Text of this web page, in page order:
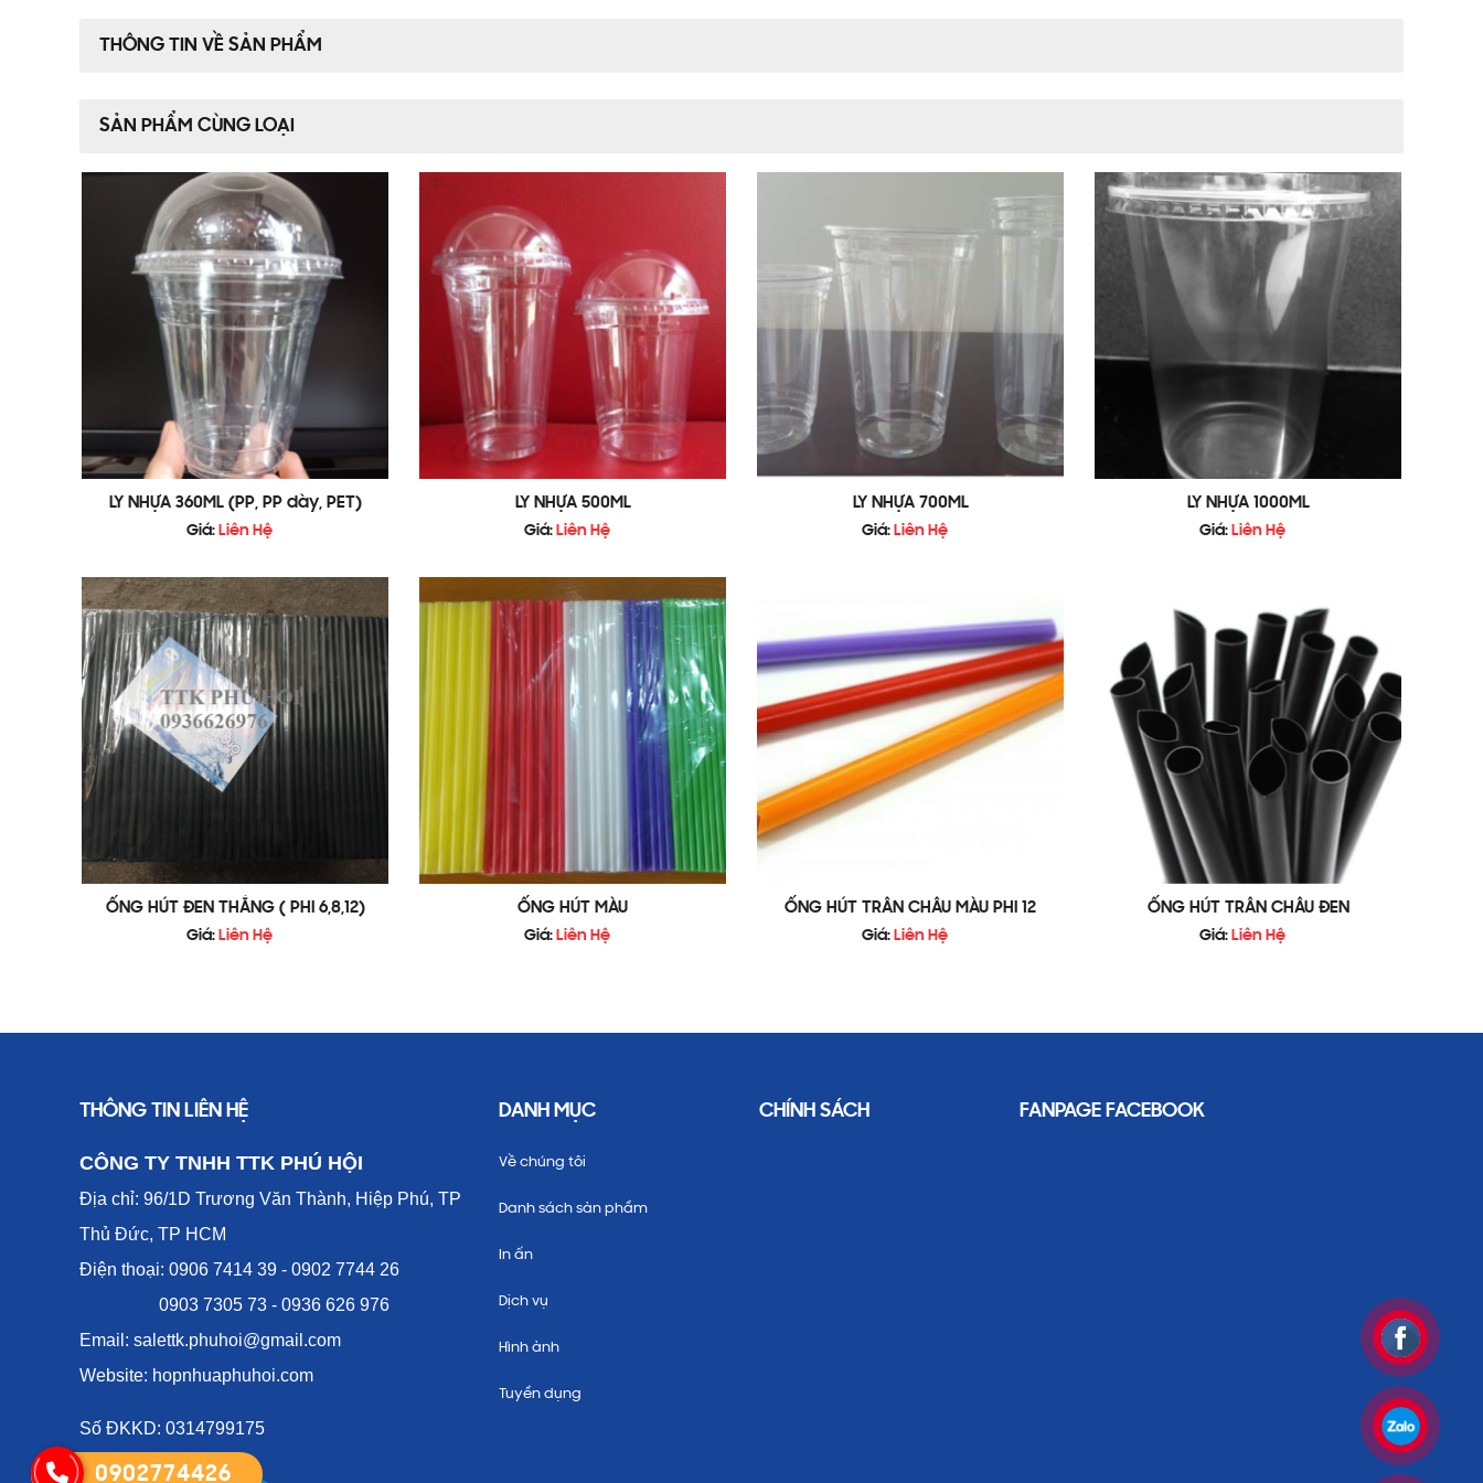
THÔNG TIN VỀ SẢN PHẨM
SẢN PHẨM CÙNG LOẠI
LY NHỰA 360ML (PP, PP dày, PET)
Giá: Liên Hệ
LY NHỰA 500ML
Giá: Liên Hệ
LY NHỰA 700ML
Giá: Liên Hệ
LY NHỰA 1000ML
Giá: Liên Hệ
ỐNG HÚT ĐEN THẲNG ( PHI 6,8,12)
Giá: Liên Hệ
ỐNG HÚT MÀU
Giá: Liên Hệ
ỐNG HÚT TRÂN CHÂU MÀU PHI 12
Giá: Liên Hệ
ỐNG HÚT TRÂN CHÂU ĐEN
Giá: Liên Hệ
THÔNG TIN LIÊN HỆ
CÔNG TY TNHH TTK PHÚ HỘI
Địa chỉ: 96/1D Trương Văn Thành, Hiệp Phú, TP
Thủ Đức, TP HCM
Điện thoại: 0906 7414 39 - 0902 7744 26
0903 7305 73 - 0936 626 976
Email: salettk.phuhoi@gmail.com
Website: hopnhuaphuhoi.com
Số ĐKKD: 0314799175
DANH MỤC
Về chúng tôi
Danh sách sản phẩm
In ấn
Dịch vụ
Hình ảnh
Tuyển dụng
CHÍNH SÁCH FANPAGE FACEBOOK
0902774426